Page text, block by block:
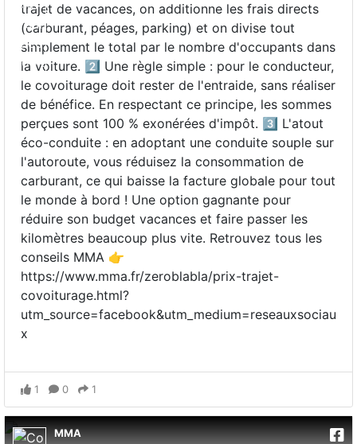
trajet de vacances, on additionne les frais directs
(carburant, péages, parking) et on divise tout
simplement le total par le nombre d'occupants dans
la voiture. 2️⃣ Une règle simple : pour le conducteur,
le covoiturage doit rester de l'entraide, sans réaliser
de bénéfice. En respectant ce principe, les sommes
perçues sont 100 % exonérées d'impôt. 3️⃣ L'atout
éco-conduite : en adoptant une conduite souple sur
l'autoroute, vous réduisez la consommation de
carburant, ce qui baisse la facture globale pour tout
le monde à bord ! Une option gagnante pour
réduire son budget vacances et faire passer les
kilomètres beaucoup plus vite. Retrouvez tous les
conseils MMA 👉
https://www.mma.fr/zeroblabla/prix-trajet-
covoiturage.html?
utm_source=facebook&utm_medium=reseauxsociau
x
1 0 1
MMA